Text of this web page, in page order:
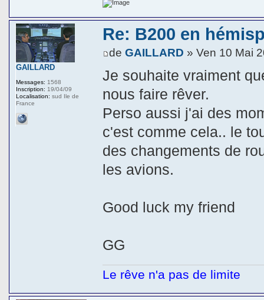
Re: B200 en
deGAILLARD » Ven 10 Mai
Je souhaite vraiment
nous faire rêver.
Perso aussi j'ai des
c'est comme cela.. le
des changements de
les avions.
Good luck my friend
GG
Le rêve n'a pas de limite
GAILLARD
Messages: 1568
Inscription: 19/04/09
Localisation: sud Ile de
France